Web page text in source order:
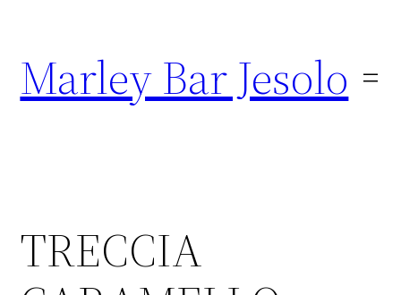
Marley Bar Jesolo
TRECCIA